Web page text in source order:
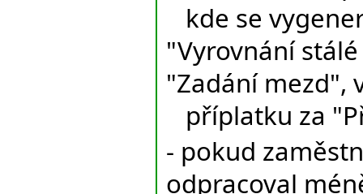
kde se
"Vyrovnání
"Zadání mezd",
příplatku za
- pokud
odpracoval